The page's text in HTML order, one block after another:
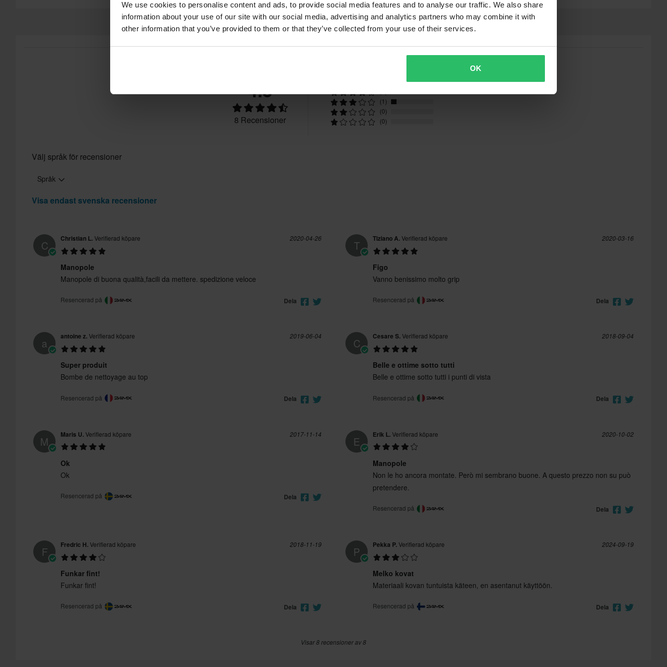
We use cookies to personalise content and ads, to provide social media features and to analyse our traffic. We also share
information about your use of our site with our social media, advertising and analytics partners who may combine it with
other information that you’ve provided to them or that they’ve collected from your use of their services.
OK
Recensioner
4.5
8 Recensioner
(1)
(0)
(0)
Välj språk för recensioner
Språk
Visa endast svenska recensioner
C Christian L.Verifierad köpare 2020-04-26
Manopole
Manopole di buona qualità,facili da mettere. spedizione veloce
Resencerad på Dela
T Tiziano A.Verifierad köpare 2020-03-16
Figo
Vanno benissimo molto grip
Resencerad på Dela
a antoine z.Verifierad köpare 2019-06-04
Super produit
Bombe de nettoyage au top
Resencerad på Dela
C Cesare S.Verifierad köpare 2018-09-04
Belle e ottime sotto tutti
Belle e ottime sotto tutti i punti di vista
Resencerad på Dela
M Maris U.Verifierad köpare 2017-11-14
Ok
Ok
Resencerad på Dela
E Erik L.Verifierad köpare 2020-10-02
Manopole
Non le ho ancora montate. Però mi sembrano buone. A questo prezzo non su può
pretendere.
Resencerad på Dela
F Fredric H.Verifierad köpare 2018-11-19
Funkar fint!
Funkar fint!
Resencerad på Dela
P Pekka P.Verifierad köpare 2024-09-19
Melko kovat
Materiaali kovan tuntuista käteen, en asentanut käyttöön.
Resencerad på Dela
Visar 8 recensioner av 8